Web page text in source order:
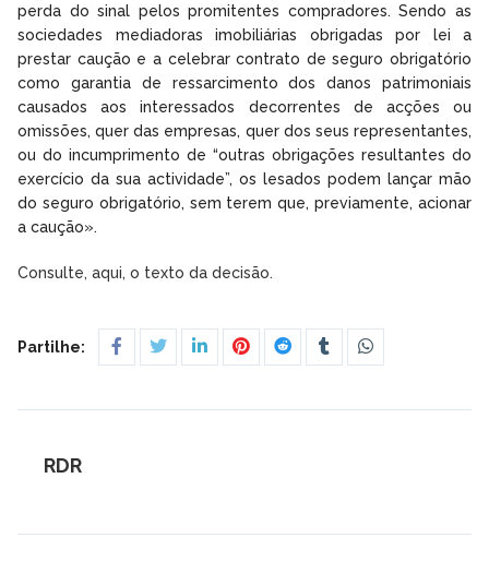
perda do sinal pelos promitentes compradores. Sendo as
sociedades mediadoras imobiliárias obrigadas por lei a
prestar caução e a celebrar contrato de seguro obrigatório
como garantia de ressarcimento dos danos patrimoniais
causados aos interessados decorrentes de acções ou
omissões, quer das empresas, quer dos seus representantes,
ou do incumprimento de “outras obrigações resultantes do
exercício da sua actividade”, os lesados podem lançar mão
do seguro obrigatório, sem terem que, previamente, acionar
a caução».
Consulte, aqui, o texto da decisão.
Partilhe:
RDR